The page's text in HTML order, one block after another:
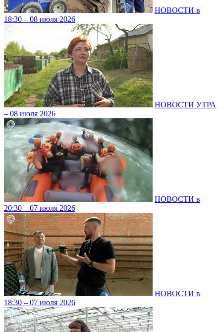
НОВОСТИ в
18:30 – 08 июля 2026
НОВОСТИ УТРА
– 08 июля 2026
НОВОСТИ в
20:30 – 07 июля 2026
НОВОСТИ в
18:30 – 07 июля 2026